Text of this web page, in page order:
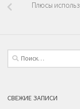
Плюсы
Найти:
СВЕЖИЕ ЗАПИСИ